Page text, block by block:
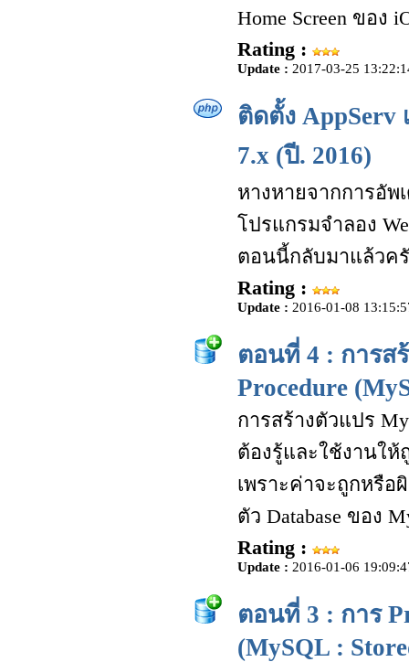
Home Screen ของ
Rating :
Update : 2017-03-25
ติดตั้ง AppServ
7.x (ปี. 2016)
หางหายจากการอัพ
โปรแกรมจำลอง
ตอนนี้กลับมาแล้วค
Rating :
Update : 2016-01-08
ตอนที่ 4 : การส
Procedure
การสร้างตัวแปร
ต้องรู้และใช้งานให้
เพราะค่าจะถูกหรื
ตัว Database ของ
Rating :
Update : 2016-01-06
ตอนที่ 3 : การ
(MySQL :